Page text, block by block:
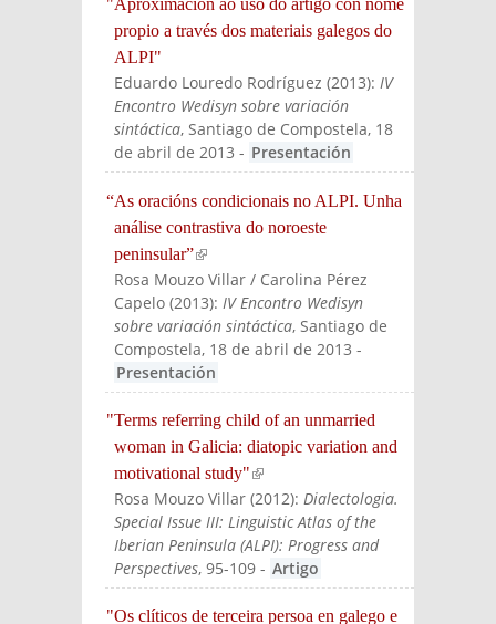
"Aproximación ao uso do artigo con nome
propio a través dos materiais galegos do
ALPI"
Eduardo Louredo Rodríguez (2013):IV
Encontro Wedisyn sobre variación
sintáctica, Santiago de Compostela, 18
de abril de 2013 - Presentación
“As oracións condicionais no ALPI. Unha
análise contrastiva do noroeste
peninsular”(link is external)
Rosa Mouzo Villar / Carolina Pérez
Capelo (2013): IV Encontro Wedisyn
sobre variación sintáctica, Santiago de
Compostela, 18 de abril de 2013 -
Presentación
"Terms referring child of an unmarried
woman in Galicia: diatopic variation and
motivational study"(link is external)
Rosa Mouzo Villar (2012):Dialectologia.
Special Issue III: Linguistic Atlas of the
Iberian Peninsula (ALPI): Progress and
Perspectives, 95-109 - Artigo
"Os clíticos de terceira persoa en galego e